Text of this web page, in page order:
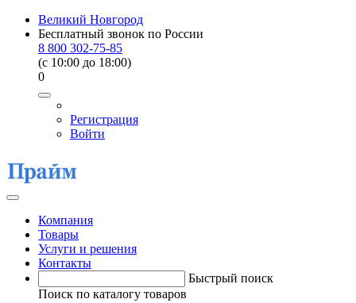
Великий Новгород
Бесплатный звонок по России
8 800 302-75-85
(c 10:00 до 18:00)
0
Регистрация
Войти
Компания
Товары
Услуги и решения
Контакты
Быстрый поиск
Поиск по каталогу товаров